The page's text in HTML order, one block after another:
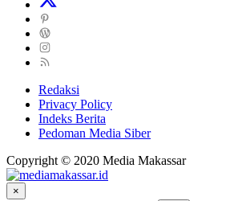
Redaksi
Privacy Policy
Indeks Berita
Pedoman Media Siber
Copyright © 2020 Media Makassar
×